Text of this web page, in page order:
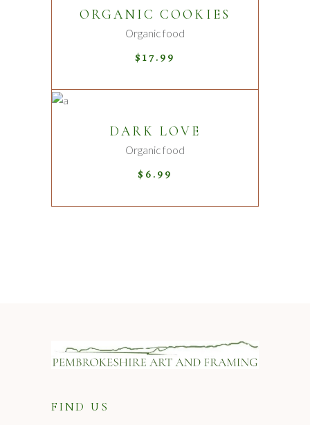
ORGANIC COOKIES
Organic food
$17.99
DARK LOVE
Organic food
$ 6.99
FIND US